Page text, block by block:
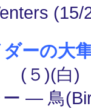
(15/
ーの大
(５)(白)
ー ― 鳥